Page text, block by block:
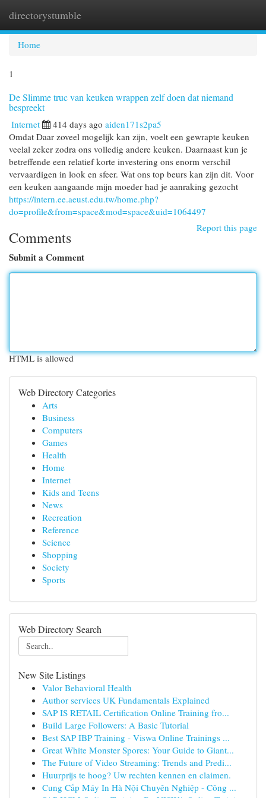
directorystumble
Home
1
De Slimme truc van keuken wrappen zelf doen dat niemand
bespreekt
Internet 414 days ago aiden171s2pa5
Omdat Daar zoveel mogelijk kan zijn, voelt een gewrapte keuken
veelal zeker zodra ons volledig andere keuken. Daarnaast kun je
betreffende een relatief korte investering ons enorm verschil
vervaardigen in look en sfeer. Wat ons top beurs kan zijn dit. Voor
een keuken aangaande mijn moeder had je aanraking gezocht
https://intern.ee.aeust.edu.tw/home.php?
do=profile&from=space&mod=space&uid=1064497
Report this page
Comments
Submit a Comment
HTML is allowed
Web Directory Categories
Arts
Business
Computers
Games
Health
Home
Internet
Kids and Teens
News
Recreation
Reference
Science
Shopping
Society
Sports
Web Directory Search
New Site Listings
Valor Behavioral Health
Author services UK Fundamentals Explained
SAP IS RETAIL Certification Online Training fro...
Build Large Followers: A Basic Tutorial
Best SAP IBP Training - Viswa Online Trainings ...
Great White Monster Spores: Your Guide to Giant...
The Future of Video Streaming: Trends and Predi...
Huurprijs te hoog? Uw rechten kennen en claimen.
Cung Cấp Máy In Hà Nội Chuyên Nghiệp - Công ...